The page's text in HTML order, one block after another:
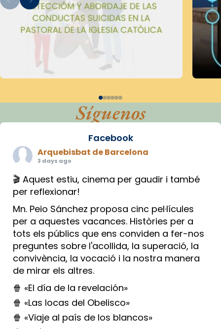
Síguenos
Facebook
Arquebisbat de Barcelona
3 days ago
🎬 Aquest estiu, cinema per gaudir i també
per reflexionar!
Mn. Peio Sánchez proposa cinc pel·lícules
per a aquestes vacances. Històries per a
tots els públics que ens conviden a fer-nos
preguntes sobre l'acollida, la superació, la
convivència, la vocació i la nostra manera
de mirar els altres.
🍿 «El día de la revelación»
🍿 «Las locas del Obelisco»
🍿 «Viaje al país de los blancos»